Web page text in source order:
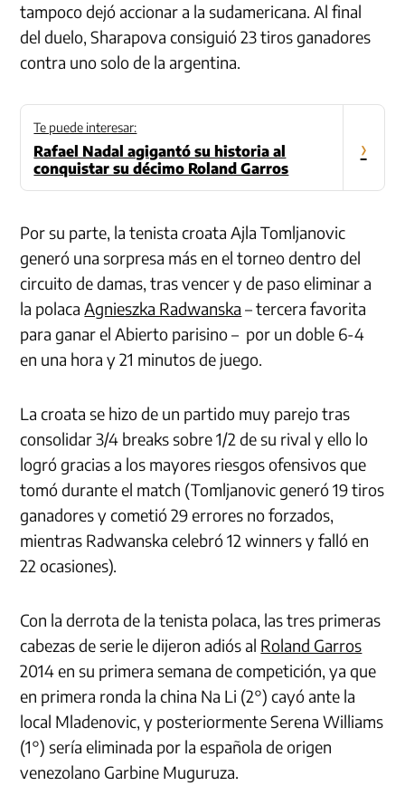
tampoco dejó accionar a la sudamericana. Al final
del duelo, Sharapova consiguió 23 tiros ganadores
contra uno solo de la argentina.
Te puede interesar:
Rafael Nadal agigantó su historia al
conquistar su décimo Roland Garros
›
Por su parte, la tenista croata Ajla Tomljanovic
generó una sorpresa más en el torneo dentro del
circuito de damas, tras vencer y de paso eliminar a
la polacaAgnieszka Radwanska – tercera favorita
para ganar el Abierto parisino – por un doble 6-4
en una hora y 21 minutos de juego.
La croata se hizo de un partido muy parejo tras
consolidar 3/4 breaks sobre 1/2 de su rival y ello lo
logró gracias a los mayores riesgos ofensivos que
tomó durante el match (Tomljanovic generó 19 tiros
ganadores y cometió 29 errores no forzados,
mientras Radwanska celebró 12 winners y falló en
22 ocasiones).
Con la derrota de la tenista polaca, las tres primeras
cabezas de serie le dijeron adiós al Roland Garros
2014 en su primera semana de competición, ya que
en primera ronda la china Na Li (2°) cayó ante la
local Mladenovic, y posteriormente Serena Williams
(1°) sería eliminada por la española de origen
venezolano Garbine Muguruza.